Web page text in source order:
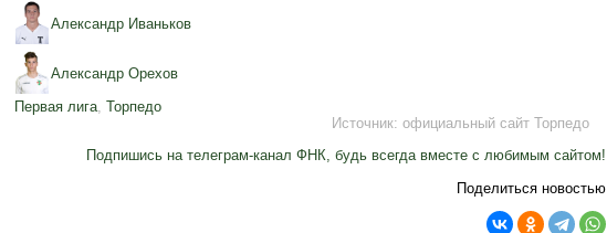
Александр Иваньков
Александр Орехов
Первая лига, Торпедо
Источник: официальный сайт Торпедо
Подпишись на телеграм-канал ФНК, будь всегда вместе с любимым сайтом!
Поделиться новостью